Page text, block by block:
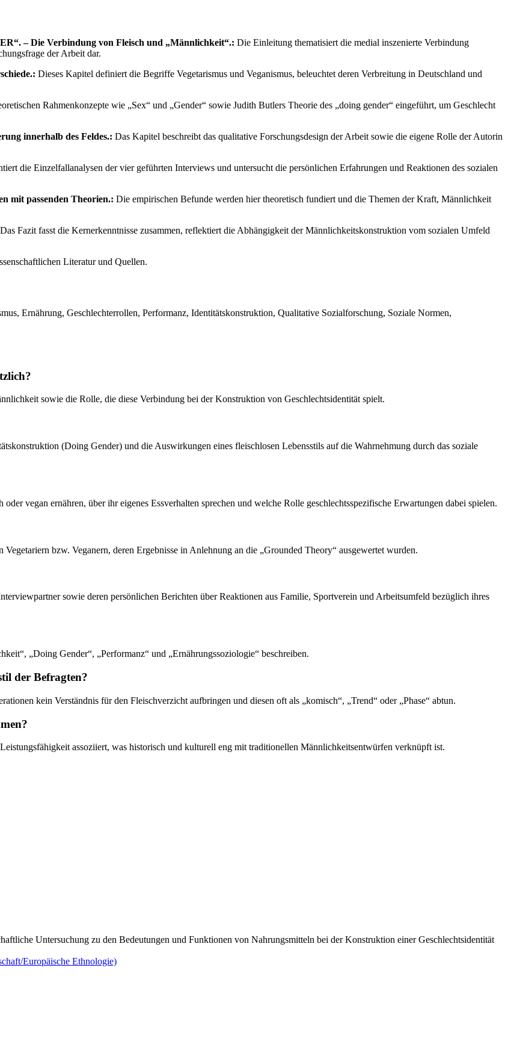
– Die Verbindung von Fleisch und „Männlichkeit“.: Die Einleitung thematisiert die medial inszenierte Verbindung
der Arbeit dar.
Dieses Kapitel definiert die Begriffe Vegetarismus und Veganismus, beleuchtet deren Verbreitung in Deutschland und
Rahmenkonzepte wie „Sex“ und „Gender“ sowie Judith Butlers Theorie des „doing gender“ eingeführt, um Geschlecht
innerhalb des Feldes.: Das Kapitel beschreibt das qualitative Forschungsdesign der Arbeit sowie die eigene Rolle der Autorin
die Einzelfallanalysen der vier geführten Interviews und untersucht die persönlichen Erfahrungen und Reaktionen des sozialen
mit passenden Theorien.: Die empirischen Befunde werden hier theoretisch fundiert und die Themen der Kraft, Männlichkeit
Das Fazit fasst die Kernerkenntnisse zusammen, reflektiert die Abhängigkeit der Männlichkeitskonstruktion vom sozialen Umfeld
Literatur und Quellen.
Ernährung, Geschlechterrollen, Performanz, Identitätskonstruktion, Qualitative Sozialforschung, Soziale Normen,
sowie die Rolle, die diese Verbindung bei der Konstruktion von Geschlechtsidentität spielt.
(Doing Gender) und die Auswirkungen eines fleischlosen Lebensstils auf die Wahrnehmung durch das soziale
vegan ernähren, über ihr eigenes Essverhalten sprechen und welche Rolle geschlechtsspezifische Erwartungen dabei spielen.
bzw. Veganern, deren Ergebnisse in Anlehnung an die „Grounded Theory“ ausgewertet wurden.
sowie deren persönlichen Berichten über Reaktionen aus Familie, Sportverein und Arbeitsumfeld bezüglich ihres
„Doing Gender“, „Performanz“ und „Ernährungssoziologie“ beschreiben.
der Befragten?
kein Verständnis für den Fleischverzicht aufbringen und diesen oft als „komisch“, „Trend“ oder „Phase“ abtun.
assoziiert, was historisch und kulturell eng mit traditionellen Männlichkeitsentwürfen verknüpft ist.
Untersuchung zu den Bedeutungen und Funktionen von Nahrungsmitteln bei der Konstruktion einer Geschlechtsidentität
Europäische Ethnologie)